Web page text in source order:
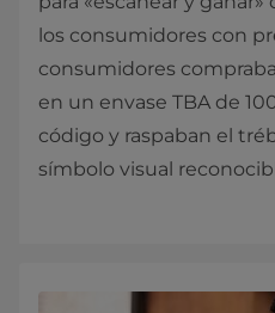
los consumidores con
consumidores
en un envase TBA de
código y raspaban el
símbolo visual